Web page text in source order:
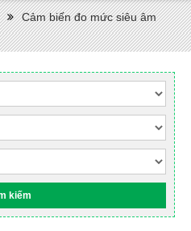
Cảm biến đo mức siêu âm